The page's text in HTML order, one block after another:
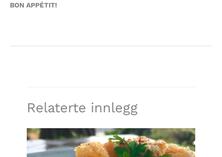
BON APPÉTIT!
Relaterte innlegg